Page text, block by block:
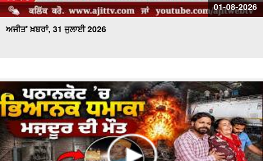
01-08-2026
ਅਜੀਤ' ਖ਼ਬਰਾਂ, 31 ਜੁਲਾਈ 2026